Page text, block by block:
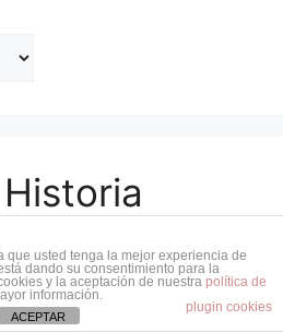
que usted tenga la mejor experiencia de
dando su consentimiento para la
y la aceptación de nuestra política de
información.
plugin cookies
ACEPTAR